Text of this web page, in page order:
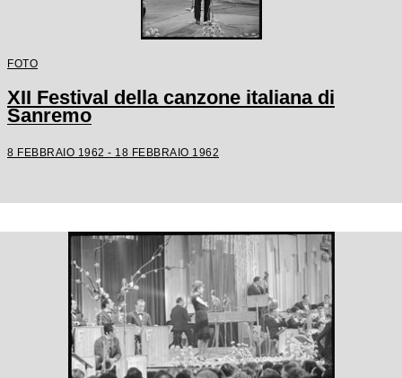
FOTO
XII Festival della canzone italiana di
Sanremo
8 FEBBRAIO 1962 - 18 FEBBRAIO 1962